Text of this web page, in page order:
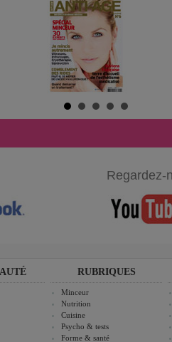
Regardez-
RUBRIQUES
Minceur
Nutrition
Cuisine
Psycho & tests
Forme & santé